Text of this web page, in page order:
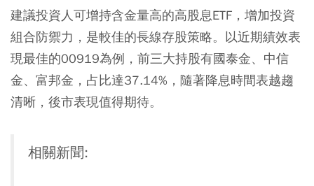
建議投資人可增持含金量高的高股息ETF，增加投資
組合防禦力，是較佳的長線存股策略。以近期績效表
現最佳的00919為例，前三大持股有國泰金、中信
金、富邦金，占比達37.14%，隨著降息時間表越趨
清晰，後市表現值得期待。
相關新聞: